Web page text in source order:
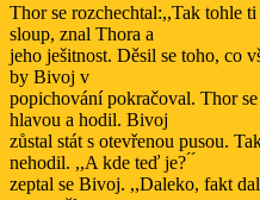
Thor se rozchechtal:,,Tak tohle
sloup, znal Thora a
jeho ješitnost. Děsil se toho, co
by Bivoj v
popichování pokračoval. Thor
hlavou a hodil. Bivoj
zůstal stát s otevřenou pusou.
nehodil. ,,A kde teď je? ́ ́
zeptal se Bivoj. ,,Daleko, fakt